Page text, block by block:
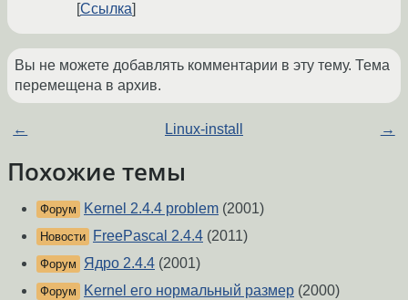
Ссылка
Вы не можете добавлять комментарии в эту тему. Тема
перемещена в архив.
← Linux-install →
Похожие темы
Форум Kernel 2.4.4 problem (2001)
Новости FreePascal 2.4.4 (2011)
Форум Ядро 2.4.4 (2001)
Форум Kernel его нормальный размер (2000)